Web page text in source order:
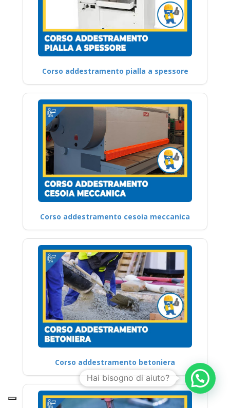
Corso addestramento pialla a spessore
Corso addestramento cesoia meccanica
Corso addestramento betoniera